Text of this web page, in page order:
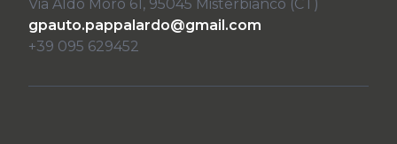
Via Aldo Moro 61, 95045 Misterbianco (CT)
gpauto.pappalardo@gmail.com
+39 095 629452